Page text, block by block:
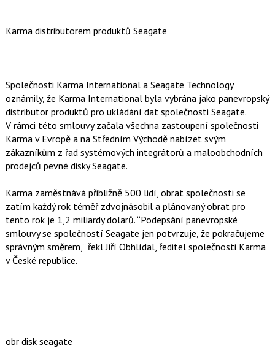
Karma distributorem produktů Seagate
Společnosti Karma International a Seagate Technology
oznámily, že Karma International byla vybrána jako panevropský
distributor produktů pro ukládání dat společnosti Seagate.
V rámci této smlouvy začala všechna zastoupení společnosti
Karma v Evropě a na Středním Východě nabízet svým
zákazníkům z řad systémových integrátorů a maloobchodních
prodejců pevné disky Seagate.
Karma zaměstnává přibližně 500 lidí, obrat společnosti se
zatím každý rok téměř zdvojnásobil a plánovaný obrat pro
tento rok je 1,2 miliardy dolarů. “Podepsání panevropské
smlouvy se společností Seagate jen potvrzuje, že pokračujeme
správným směrem,” řekl Jiří Obhlídal, ředitel společnosti Karma
v České republice.
obr disk seagate